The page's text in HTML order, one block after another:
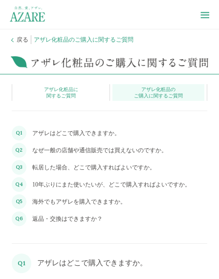
戻る アザレ化粧品のご購入に関するご質問
アザレ化粧品に
関するご質問
アザレ化粧品の
ご購入に関するご質問
Q1 アザレはどこで購入できますか。
Q2 なぜ一般の店舗や通信販売では買えないのですか。
Q3 転居した場合、どこで購入すればよいですか。
Q4 10年ぶりにまた使いたいが、どこで購入すればよいですか。
Q5 海外でもアザレを購入できますか。
Q6 返品・交換はできますか？
Q1 アザレはどこで購入できますか。